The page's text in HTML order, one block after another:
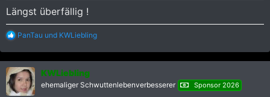
Längst überfällig !
R
a
k
t
i
o
PanTau und KWLiebling
KWLiebling
ehemaliger Schwuttenlebenverbesserer Sponsor 2026